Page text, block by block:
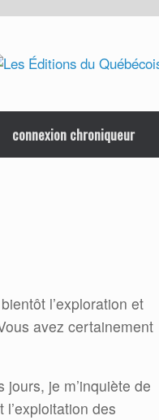
connexion chroniqueur
l’exploration et
avez certainement
je m’inquiète de
des